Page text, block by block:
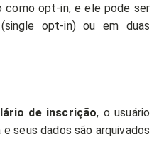
como opt-in, e ele pode ser
opt-in) ou em duas
de inscrição, o usuário
seus dados são arquivados